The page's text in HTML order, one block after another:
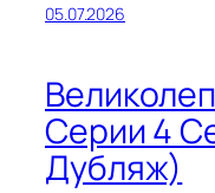
05.07.2026
Серии 4
Дубляж)